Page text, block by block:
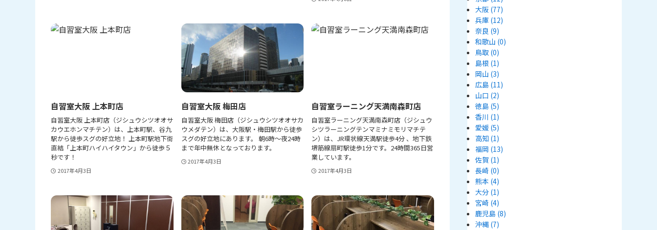
自習室大阪 上本町店
自習室大阪 上本町店（ジシュウシツオオサ
カウエホンマチテン）は、上本町駅、谷九
駅から徒歩スグの好立地！ 上本町駅地下街
直結「上本町ハイハイタウン」から徒歩５
秒です！
2017年4月3日
自習室大阪 梅田店
自習室大阪 梅田店（ジシュウシツオオサカ
ウメダテン）は、大阪駅・梅田駅から徒歩
スグの好立地にあります。 朝6時～夜24時
まで年中無休となっております。
2017年4月3日
自習室ラーニング天満南森町店
自習室ラーニング天満南森町店（ジシュウ
シツラーニングテンマミナミモリマチテ
ン）は、JR環状線天満駅徒歩4分 、地下鉄
堺筋線扇町駅徒歩1分です。24時間365日営
業しています。
2017年4月3日
大阪 (77)
兵庫 (12)
奈良 (9)
和歌山 (0)
鳥取 (0)
島根 (1)
岡山 (3)
広島 (11)
山口 (2)
徳島 (5)
香川 (1)
愛媛 (5)
高知 (1)
福岡 (13)
佐賀 (1)
長崎 (0)
熊本 (4)
大分 (1)
宮崎 (4)
鹿児島 (8)
沖縄 (7)